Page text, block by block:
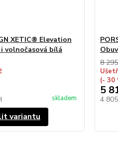
XETIC® Elevation
volnočasová bílá
skladem
variantu
8
(- 30
5
4